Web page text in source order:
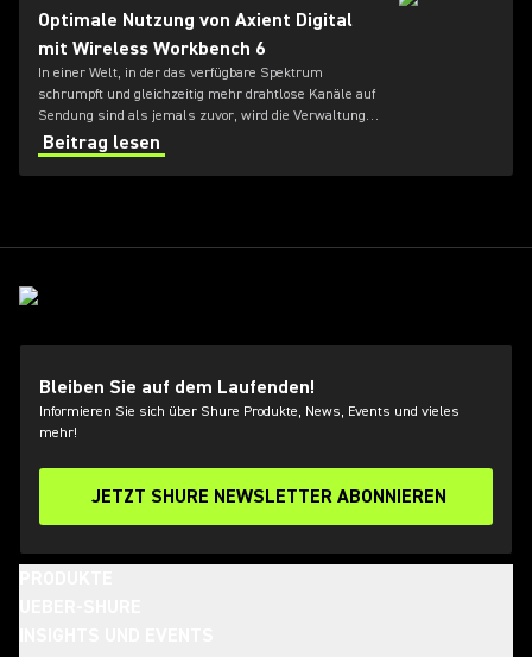
Optimale Nutzung von Axient Digital
mit Wireless Workbench 6
In einer Welt, in der das verfügbare Spektrum
schrumpft und gleichzeitig mehr drahtlose Kanäle auf
Sendung sind als jemals zuvor, wird die Verwaltung
von Hochfrequenzbereichen (HF) für Toningenieure
immer schwieriger.
Beitrag lesen
Bleiben Sie auf dem Laufenden!
Informieren Sie sich über Shure Produkte, News, Events und vieles
mehr!
JETZT SHURE NEWSLETTER ABONNIEREN